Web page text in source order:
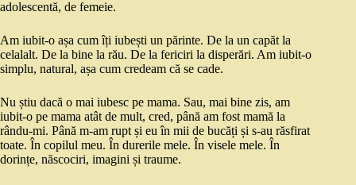
adolescentă, de femeie.
Am iubit-o așa cum îți iubești un părinte. De la un capăt la
celalalt. De la bine la rău. De la fericiri la disperări. Am iubit-o
simplu, natural, așa cum credeam că se cade.
Nu știu dacă o mai iubesc pe mama. Sau, mai bine zis, am
iubit-o pe mama atât de mult, cred, până am fost mamă la
rându-mi. Până m-am rupt și eu în mii de bucăți și s-au răsfirat
toate. În copilul meu. În durerile mele. În visele mele. În
dorințe, născociri, imagini și traume.